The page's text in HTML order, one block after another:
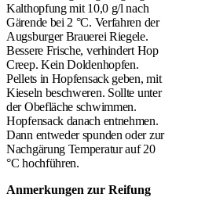
Kalthopfung mit 10,0 g/l nach
Gärende bei 2 °C. Verfahren der
Augsburger Brauerei Riegele.
Bessere Frische, verhindert Hop
Creep. Kein Doldenhopfen.
Pellets in Hopfensack geben, mit
Kieseln beschweren. Sollte unter
der Obefläche schwimmen.
Hopfensack danach entnehmen.
Dann entweder spunden oder zur
Nachgärung Temperatur auf 20
°C hochführen.
Anmerkungen zur Reifung